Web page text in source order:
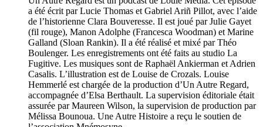
a été écrit par Lucie Thomas et Gabriel Ariñ Pillot, avec l’aide
de l’historienne Clara Bouveresse. Il est joué par Julie Gayet
(fil rouge), Manon Adolphe (Francesca Woodman) et Marine
Galland (Sloan Rankin). Il a été réalisé et mixé par Théo
Boulenger. Les enregistrements ont été faits au studio La
Fugitive. Les musiques sont de Raphaël Ankierman et Adrien
Casalis. L’illustration est de Louise de Crozals. Louise
Hemmerlé est chargée de la production d’Un Autre Regard,
accompagnée d’Elsa Berthault. La supervision éditoriale était
assurée par Maureen Wilson, la supervision de production par
Mélissa Bounoua. Une Autre Histoire a reçu le soutien de